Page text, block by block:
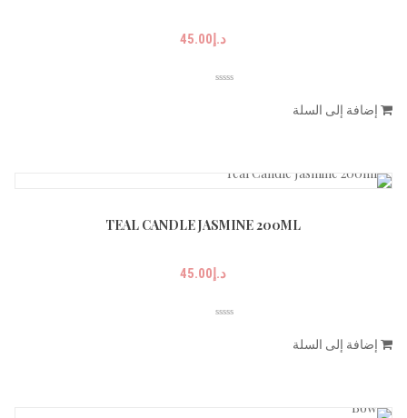
د.إ45.00
إضافة إلى السلة
TEAL CANDLE JASMINE 200ML
د.إ45.00
إضافة إلى السلة